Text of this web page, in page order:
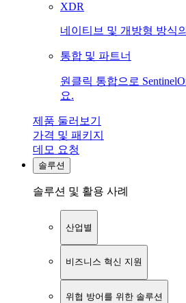
XDR
네이티브 및 개방형 방식
통합 및 파트너
원클릭 통합으로
요.
제품 둘러보기
가격 및 패키지
데모 요청
솔루션
솔루션 및 활용 사례
산업별
비즈니스 혁신 지원
위협 방어를 위한 솔루션